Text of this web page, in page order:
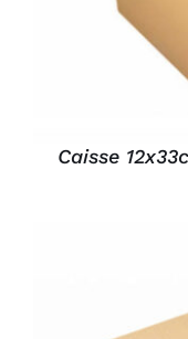
Caisse